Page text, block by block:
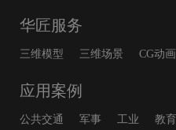
华匠服务
三维模型 三维场景 CG动画
应用案例
公共交通 军事 工业 教育